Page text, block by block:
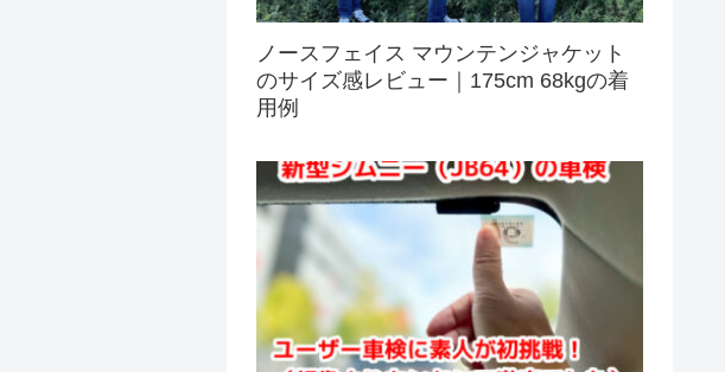
ノースフェイス マウンテンジャケット
のサイズ感レビュー｜175cm 68kgの着
用例